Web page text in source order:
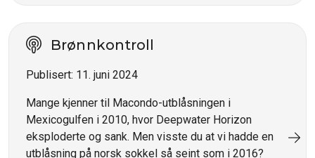
Brønnkontroll
Publisert: 11. juni 2024
Mange kjenner til Macondo-utblåsningen i
Mexicogulfen i 2010, hvor Deepwater Horizon
eksploderte og sank. Men visste du at vi hadde en
utblåsning på norsk sokkel så seint som i 2016?